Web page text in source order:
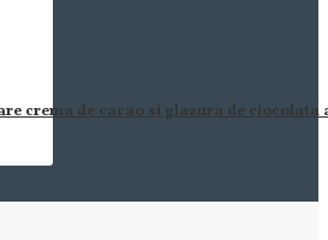
crema de cacao si glazura de ciocolata